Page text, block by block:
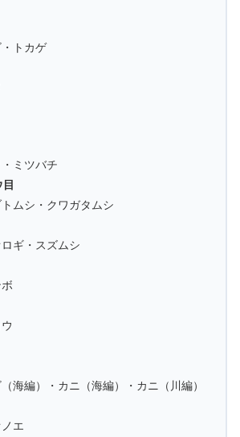
トカゲ
ミツバチ
ムシ・クワガタムシ
ロギ・スズムシ
ボ
海編）・カニ（海編）・カニ（川編）
エ